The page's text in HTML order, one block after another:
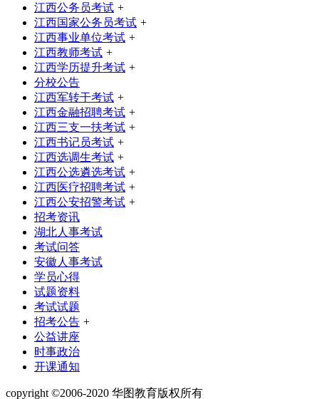
江西公务员考试 +
江西国家公务员考试 +
江西事业单位考试 +
江西教师考试 +
江西学历提升考试 +
分校公告
江西军转干考试 +
江西金融招聘考试 +
江西三支一扶考试 +
江西书记员考试 +
江西选调生考试 +
江西公选遴选考试 +
江西医疗招聘考试 +
江西公安招警考试 +
招考资讯
湖北人事考试
考试问答
安徽人事考试
学员心得
试题资料
考试试题
招考公告 +
公益讲座
时事政治
开课通知
copyright ©2006-2020 华图教育版权所有